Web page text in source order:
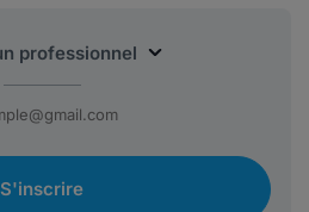
S'inscrire